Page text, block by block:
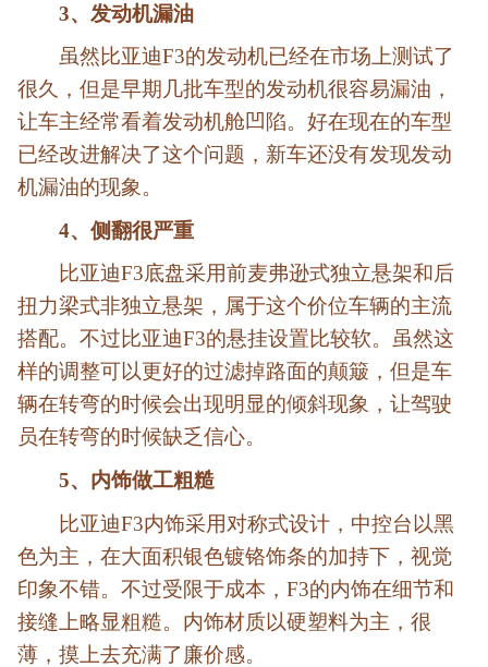
3、发动机漏油
虽然比亚迪F3的发动机已经在市场上测试了
很久，但是早期几批车型的发动机很容易漏油，
让车主经常看着发动机舱凹陷。好在现在的车型
已经改进解决了这个问题，新车还没有发现发动
机漏油的现象。
4、侧翻很严重
比亚迪F3底盘采用前麦弗逊式独立悬架和后
扭力梁式非独立悬架，属于这个价位车辆的主流
搭配。不过比亚迪F3的悬挂设置比较软。虽然这
样的调整可以更好的过滤掉路面的颠簸，但是车
辆在转弯的时候会出现明显的倾斜现象，让驾驶
员在转弯的时候缺乏信心。
5、内饰做工粗糙
比亚迪F3内饰采用对称式设计，中控台以黑
色为主，在大面积银色镀铬饰条的加持下，视觉
印象不错。不过受限于成本，F3的内饰在细节和
接缝上略显粗糙。内饰材质以硬塑料为主，很
薄，摸上去充满了廉价感。